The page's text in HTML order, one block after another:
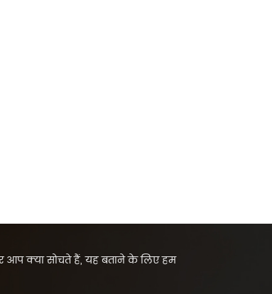
आप क्या सोचते हैं, यह बताने के लिए हम